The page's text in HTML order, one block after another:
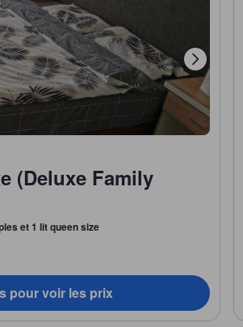
(Deluxe Family
et 1 lit queen size
pour voir les prix